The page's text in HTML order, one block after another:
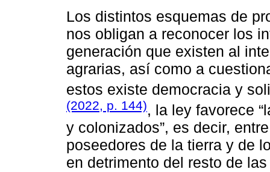
Los distintos esquemas de
nos obligan a reconocer los
generación que existen al
agrarias, así como a
estos existe democracia y
(2022, p. 144), la ley favorece
y colonizados”, es decir,
poseedores de la tierra y de
en detrimento del resto de